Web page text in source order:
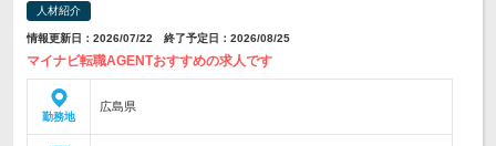
人材紹介
情報更新日：2026/07/22 終了予定日：2026/08/25
マイナビ転職AGENTおすすめの求人です
勤務地
広島県